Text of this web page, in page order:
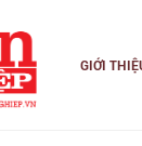
GIỚI